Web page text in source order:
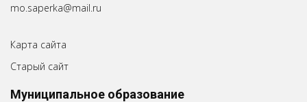
mo.saperka@mail.ru
Карта сайта
Старый сайт
Муниципальное образование